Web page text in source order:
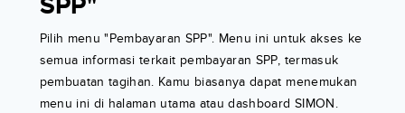
SPP"
Pilih menu "Pembayaran SPP". Menu ini untuk akses ke
semua informasi terkait pembayaran SPP, termasuk
pembuatan tagihan. Kamu biasanya dapat menemukan
menu ini di halaman utama atau dashboard SIMON.